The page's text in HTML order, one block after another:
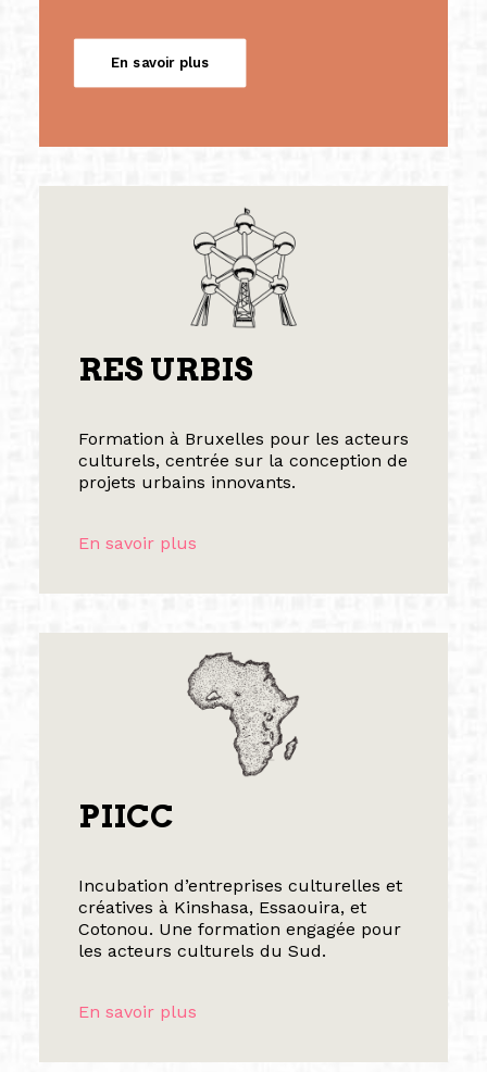
En savoir plus
RES URBIS
Formation à Bruxelles pour les acteurs
culturels, centrée sur la conception de
projets urbains innovants.
En savoir plus
PIICC
Incubation d’entreprises culturelles et
créatives à Kinshasa, Essaouira, et
Cotonou. Une formation engagée pour
les acteurs culturels du Sud.
En savoir plus